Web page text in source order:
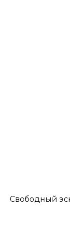
Свободный